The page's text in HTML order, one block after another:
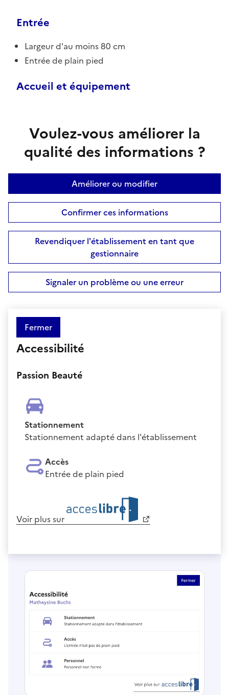
Entrée
Largeur d'au moins 80 cm
Entrée de plain pied
Accueil et équipement
Voulez-vous améliorer la
qualité des informations ?
Améliorer ou modifier
Confirmer ces informations
Revendiquer l'établissement en tant que
gestionnaire
Signaler un problème ou une erreur
Fermer
Accessibilité
Passion Beauté
Stationnement
Stationnement adapté dans l'établissement
Accès
Entrée de plain pied
Voir plus sur